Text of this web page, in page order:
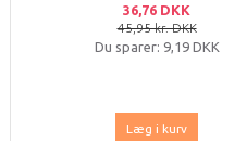
36,76 DKK
45,95 kr. DKK
Du sparer: 9,19 DKK
Læg i kurv